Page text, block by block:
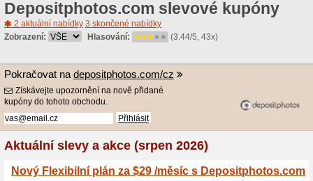
Obchody Slevy
Hlavní strana> D>